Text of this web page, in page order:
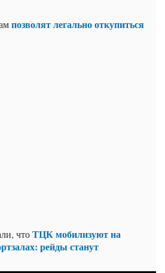
позволят легально откупиться
чтоТЦК мобилизуют на
рейды станут